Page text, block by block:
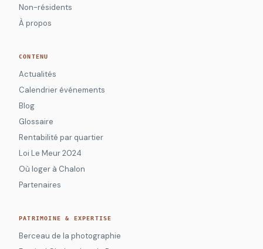
Non-résidents
À propos
CONTENU
Actualités
Calendrier événements
Blog
Glossaire
Rentabilité par quartier
Loi Le Meur 2024
Où loger à Chalon
Partenaires
PATRIMOINE & EXPERTISE
Berceau de la photographie